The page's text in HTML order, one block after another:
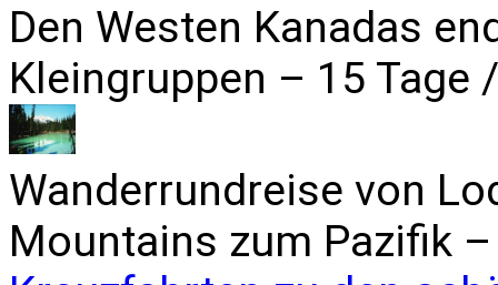
Den Westen Kanadas
Kleingruppen – 15 Tage
Wanderrundreise von
Mountains zum Pazifik